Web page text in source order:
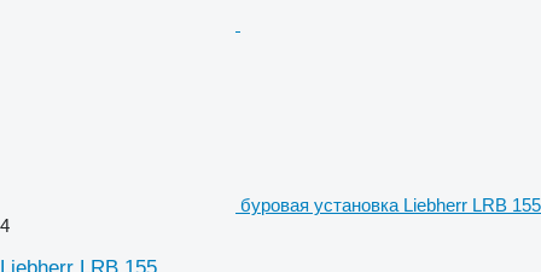
буровая установка Liebherr LRB 155
4